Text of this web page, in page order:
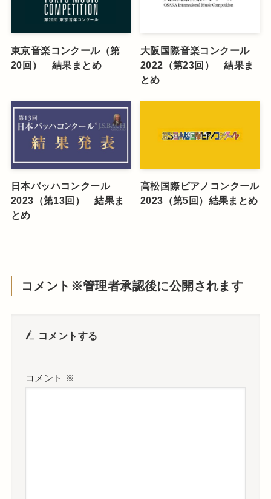
東京音楽コンクール（第
20回） 結果まとめ
大阪国際音楽コンクール
2022（第23回） 結果ま
とめ
日本バッハコンクール
2023（第13回） 結果ま
とめ
高松国際ピアノコンクール
2023（第5回）結果まとめ
コメント※管理者承認後に公開されます
コメントする
コメント ※